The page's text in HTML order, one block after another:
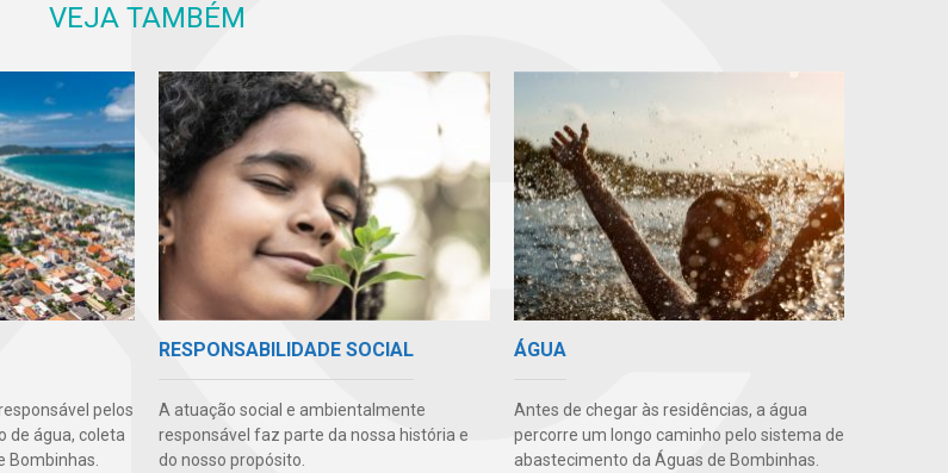
VEJA TAMBÉM
pelos
de água, coleta
Bombinhas.
RESPONSABILIDADE SOCIAL
A atuação social e ambientalmente
responsável faz parte da nossa história e
do nosso propósito.
ÁGUA
Antes de chegar às residências, a água
percorre um longo caminho pelo sistema de
abastecimento da Águas de Bombinhas.